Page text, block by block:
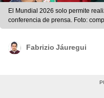
El Mundial 2026 solo permite
conferencia de prensa. Foto:
Fabrizio Jáuregui